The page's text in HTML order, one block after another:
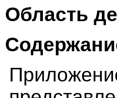
Область